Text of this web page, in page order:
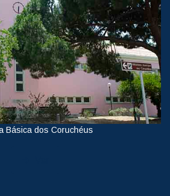
Básica dos Coruchéus